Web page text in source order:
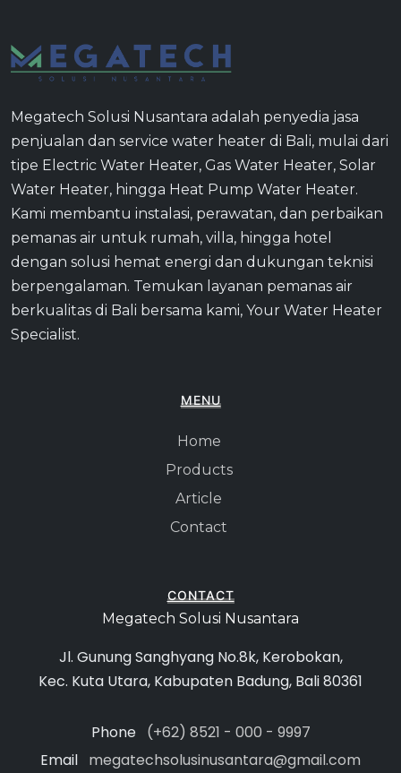
Megatech Solusi Nusantara adalah penyedia jasa
penjualan dan service water heater di Bali, mulai dari
tipe Electric Water Heater, Gas Water Heater, Solar
Water Heater, hingga Heat Pump Water Heater.
Kami membantu instalasi, perawatan, dan perbaikan
pemanas air untuk rumah, villa, hingga hotel
dengan solusi hemat energi dan dukungan teknisi
berpengalaman. Temukan layanan pemanas air
berkualitas di Bali bersama kami, Your Water Heater
Specialist.
MENU
Home
Products
Article
Contact
CONTACT
Megatech Solusi Nusantara
Jl. Gunung Sanghyang No.8k, Kerobokan,
Kec. Kuta Utara, Kabupaten Badung, Bali 80361
Phone (+62) 8521 - 000 - 9997
Email megatechsolusinusantara@gmail.com